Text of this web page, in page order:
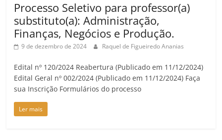
Processo Seletivo para professor(a)
substituto(a): Administração,
Finanças, Negócios e Produção.
9 de dezembro de 2024 Raquel de Figueiredo Ananias
Edital nº 120/2024 Reabertura (Publicado em 11/12/2024)
Edital Geral nº 002/2024 (Publicado em 11/12/2024) Faça
sua Inscrição Formulários do processo
Ler mais